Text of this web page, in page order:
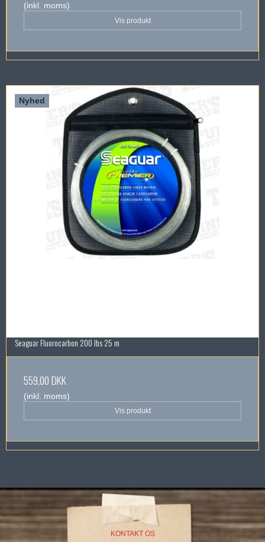
(inkl. moms)
Vis produkt
Nyhed
Seaguar Fluorocarbon 200 lbs 25 m
559,00 DKK
(inkl. moms)
Vis produkt
KONTAKT OS